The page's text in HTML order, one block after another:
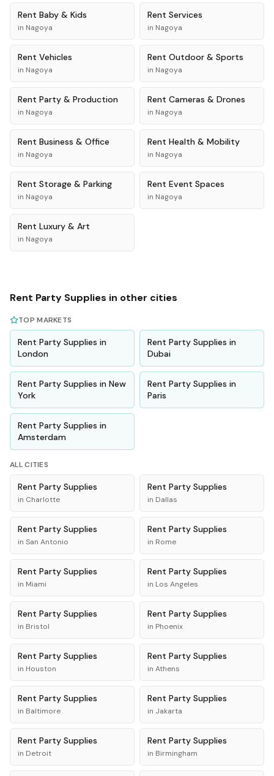
Rent Baby & Kids
in Nagoya
Rent Services
in Nagoya
Rent Vehicles
in Nagoya
Rent Outdoor & Sports
in Nagoya
Rent Party & Production
in Nagoya
Rent Cameras & Drones
in Nagoya
Rent Business & Office
in Nagoya
Rent Health & Mobility
in Nagoya
Rent Storage & Parking
in Nagoya
Rent Event Spaces
in Nagoya
Rent Luxury & Art
in Nagoya
Rent Party Supplies in other cities
TOP MARKETS
Rent Party Supplies in
London
Rent Party Supplies in
Dubai
Rent Party Supplies in New
York
Rent Party Supplies in
Paris
Rent Party Supplies in
Amsterdam
ALL CITIES
Rent Party Supplies
in Charlotte
Rent Party Supplies
in Dallas
Rent Party Supplies
in San Antonio
Rent Party Supplies
in Rome
Rent Party Supplies
in Miami
Rent Party Supplies
in Los Angeles
Rent Party Supplies
in Bristol
Rent Party Supplies
in Phoenix
Rent Party Supplies
in Houston
Rent Party Supplies
in Athens
Rent Party Supplies
in Baltimore
Rent Party Supplies
in Jakarta
Rent Party Supplies
in Detroit
Rent Party Supplies
in Birmingham